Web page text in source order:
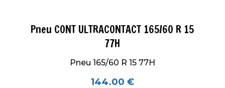
Pneu CONT ULTRACONTACT 165/60 R 15
77H
Pneu 165/60 R 15 77H
144.00 €